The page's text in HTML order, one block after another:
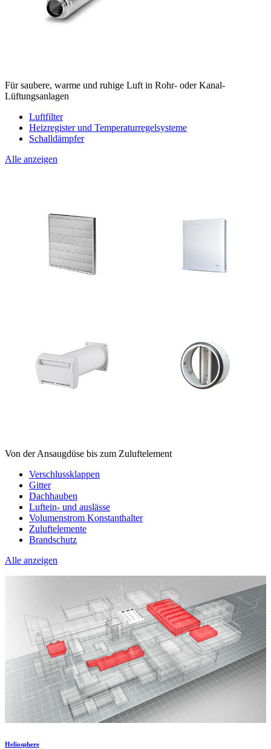
Für saubere, warme und ruhige Luft in Rohr- oder Kanal-
Lüftungsanlagen
Luftfilter
Heizregister und Temperaturregelsysteme
Schalldämpfer
Alle anzeigen
Von der Ansaugdüse bis zum Zuluftelement
Verschlussklappen
Gitter
Dachhauben
Luftein- und auslässe
Volumenstrom Konstanthalter
Zuluftelemente
Brandschutz
Alle anzeigen
Heliosphere